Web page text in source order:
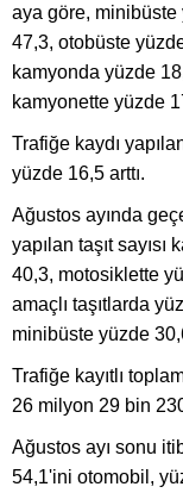
aya göre, minibüste
47,3, otobüste
kamyonda yüzde
kamyonette yüzde
Trafiğe kaydı
yüzde 16,5 arttı.
Ağustos ayında
yapılan taşıt
40,3, motosiklette
amaçlı taşıtlarda
minibüste yüzde
Trafiğe kayıtlı
26 milyon 29 bin
Ağustos ayı sonu
54,1'ini otomobil,